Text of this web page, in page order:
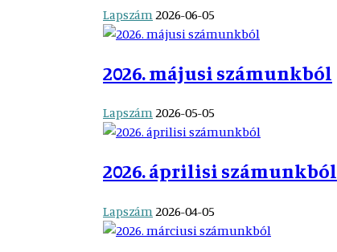
Lapszám 2026-06-05
2026. májusi számunkból
Lapszám2026-05-05
2026. áprilisi számunkból
Lapszám2026-04-05